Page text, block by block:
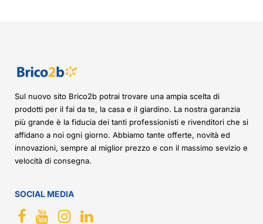
Sul nuovo sito Brico2b potrai trovare una ampia scelta di
prodotti per il fai da te, la casa e il giardino. La nostra garanzia
più grande è la fiducia dei tanti professionisti e rivenditori che si
affidano a noi ogni giorno. Abbiamo tante offerte, novità ed
innovazioni, sempre al miglior prezzo e con il massimo sevizio e
velocità di consegna.
SOCIAL MEDIA